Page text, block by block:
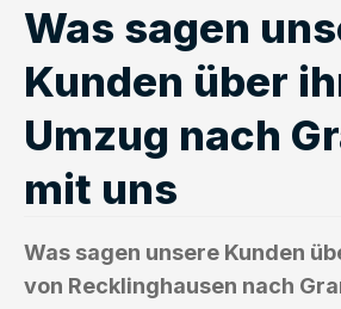
Was sagen
Kunden über
Umzug nach
mit uns
Was sagen unsere Kunden
von Recklinghausen nach